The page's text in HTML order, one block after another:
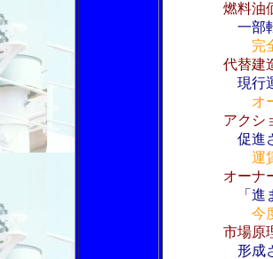
燃料油
一部
完
代替建
現行
オ
アクシ
促進
運
オーナ
「
今
市場原
形成